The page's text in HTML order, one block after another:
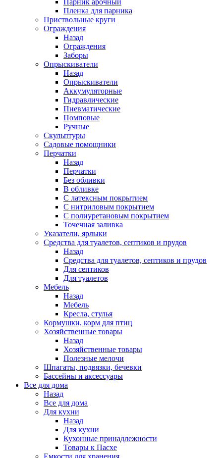
Парник арочный
Пленка для парника
Приствольные круги
Ограждения
Назад
Ограждения
Заборы
Опрыскиватели
Назад
Опрыскиватели
Аккумуляторные
Гидравлические
Пневматические
Помповые
Ручные
Скульптуры
Садовые помощники
Перчатки
Назад
Перчатки
Без обливки
В обливке
С латексным покрытием
С нитриловым покрытием
С полиуретановым покрытием
Точечная заливка
Указатели, ярлыки
Средства для туалетов, септиков и прудов
Назад
Средства для туалетов, септиков и прудов
Для септиков
Для туалетов
Мебель
Назад
Мебель
Кресла, стулья
Кормушки, корм для птиц
Хозяйственные товары
Назад
Хозяйственные товары
Полезные мелочи
Шпагаты, подвязки, бечевки
Бассейны и аксессуары
Все для дома
Назад
Все для дома
Для кухни
Назад
Для кухни
Кухонные принадлежности
Товары к Пасхе
Емкости для хранения